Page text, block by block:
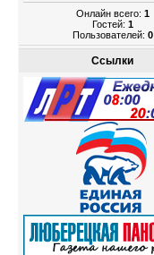
Онлайн всего: 1
Гостей: 1
Пользователей: 0
Ссылки